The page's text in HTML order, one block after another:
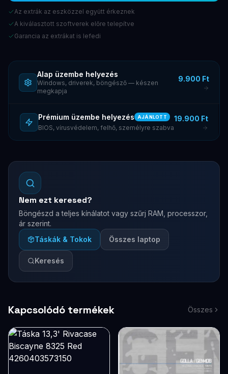
Az extrák az eszközzel együtt érkeznek
A kiválasztott szoftverek előre telepítve
Garancia az extrákat is lefedi
Alap üzembe helyezés
Windows, driverek, böngésző — készen
megkapja
9.900 Ft
Prémium üzembe helyezés AJÁNLOTT
BIOS, vírusvédelem, felhő, személyre szabva
19.900 Ft
Nem ezt keresed?
Böngészd a teljes kínálatot vagy szűrj RAM, processzor,
ár szerint.
Táskák & Tokok
Összes laptop
Keresés
Kapcsolódó termékek Összes